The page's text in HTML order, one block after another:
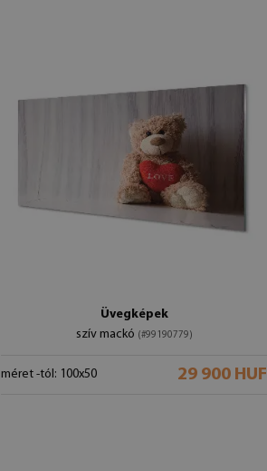
Üvegképek
szív mackó (#99190779)
méret -tól: 100x50 29 900 HUF